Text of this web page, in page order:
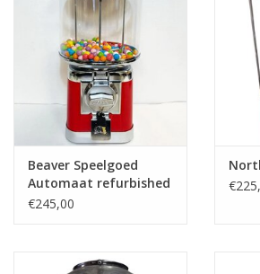
Speelgoedpakketten
Gevulde capsules & mixen
Klein speelgoed
Snoep / kauwgomballen
Beaver Speelgoed
Automaat refurbished
- Copy
€245,00